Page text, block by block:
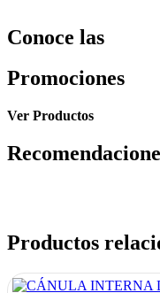
Conoce las
Promociones
Ver Productos
Productos